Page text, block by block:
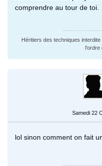
comprendre au tour de toi.
Héritiers des techniques
l'ordre
Samedi 22
lol sinon comment on fait